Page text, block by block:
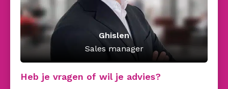
Ghislen
Sales manager
Heb je vragen of wil je advies?